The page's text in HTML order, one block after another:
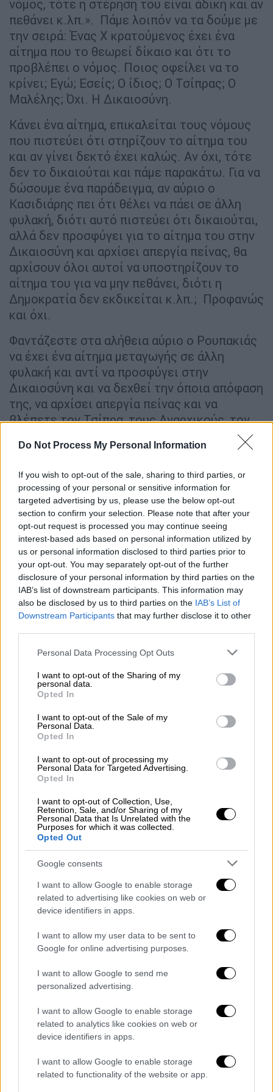
Do Not Process My Personal Information
If you wish to opt-out of the sale, sharing to third parties, or
processing of your personal or sensitive information for
targeted advertising by us, please use the below opt-out
section to confirm your selection. Please note that after your
opt-out request is processed you may continue seeing
interest-based ads based on personal information utilized by
us or personal information disclosed to third parties prior to
your opt-out. You may separately opt-out of the further
disclosure of your personal information by third parties on the
IAB’s list of downstream participants. This information may
also be disclosed by us to third parties on the IAB’s List of
Downstream Participants that may further disclose it to other
Please note that this website/app uses one or more Google
not limited to your visit or usage behaviour. You may click to
grant or deny consent to Google and its third-party tags to
use your data for below specified purposes in below Google
consent section.
Personal Data Processing Opt Outs
I want to opt-out of the Sharing of my
personal data.
Opted In
I want to opt-out of the Sale of my
Personal Data.
Opted In
I want to opt-out of processing my
Personal Data for Targeted Advertising.
Opted In
I want to opt-out of Collection, Use,
Retention, Sale, and/or Sharing of my
Personal Data that Is Unrelated with the
Purposes for which it was collected.
Opted Out
Google consents
I want to allow Google to enable storage
related to advertising like cookies on web or
device identifiers in apps.
I want to allow my user data to be sent to
Google for online advertising purposes.
I want to allow Google to send me
personalized advertising.
I want to allow Google to enable storage
related to analytics like cookies on web or
device identifiers in apps.
I want to allow Google to enable storage
related to functionality of the website or app.
νόμος, τότε η στέρηση του είναι άδικη και αν
πεθάνει κ.λπ.». Πάμε λοιπόν να τα δούμε με
την σειρά: Ένας Χ κρατούμενος έχει ένα
αίτημα που το θεωρεί δίκαιο και ότι το
προβλέπει ο νόμος. Ποιος οφείλει να το
κρίνει; Εγώ; Εσείς; Ο ίδιος; Ο Τσίπρας; Ο
Μαλέλης; Όχι. Η Δικαιοσύνη.
Κάνει ένα αίτημα, επικαλείται τους νόμους
που πιστεύει ότι στηρίζουν το αίτημα του
και αν γίνει δεκτό έχει καλώς. Αν όχι, τότε
δεν το δικαιούται και πάμε παρακάτω. Για να
δώσουμε ένα παράδειγμα, αν αύριο ο
Κασιδιάρης πει ότι θέλει να πάει σε άλλη
φυλακή, διότι αυτό πιστεύει ότι δικαιούται,
αλλά δεν προσφύγει για το αίτημα του στην
Δικαιοσύνη και αρχίσει απεργία πείνας, θα
αρχίσουν όλοι αυτοί να υποστηρίζουν το
αίτημα του για να μην πεθάνει, διότι η
Δημοκρατία δεν εκδικείται κ.λπ.; Προφανώς
και όχι.
Φαντάζεστε στα αλήθεια αύριο ο Ρουπακιάς
να έχει ένα αίτημα μεταγωγής σε άλλη
φυλακή και αντί να προσφύγει στην
Δικαιοσύνη και να δεχθεί την όποια απόφαση
της, να αρχίσει απεργία πείνας και να
βλέπετε τον Τσίπρα, τους Αναρχικούς, τον
Μαλέλη κ.λπ. να ζητούν από την Κυβέρνηση
να παρέμβει, ώστε να γίνει δεκτό το αίτημα
ούτε εκδικείται, ούτε τίποτε. Απλώς έχει
κανόνες και διαδικασίες, που ισχύουν και
πρέπει να ισχύουν για όλους.
Αν οΚουφοντίναςέχει μία άποψη για ένα
δικαίωμα του, υπάρχει νόμιμος τρόπος να το
διεκδικήσει. Αν ο ίδιος επιλέγει τώρα να
εκβιάσει το Κράτος, υπολογίζοντας α) στο
συναίσθημα των ανθρώπων που θα βλέπουν
έναν συνάνθρωπο τους να υποφέρει, ή β)
στον πολιτικό εκβιασμό που θα υποστεί η
Κυβέρνηση υπό τον φόβο επεισοδίων (ήδη
κτυπημάτων από ομοϊδεάτες του, γιατί αυτό
πρέπει να γίνει δεκτό από την Κυβέρνηση;
Δηλαδή το Κράτος θα υποχωρήσει από Φόβο;
Η Κυβέρνηση για το πολιτικό κόστος; Αυτά
δεν είναι δυνατόν να γίνουν δεκτά. Κανένας
μας δεν θέλει να πεθάνει ο
ούτε και κανένας άλλος κρατούμενος. Για
την ακρίβεια, οι γιατροί στο Νοσοκομείο
έχουν την ευθύνη να επέμβουν και να του
σώσουν την ζωή. Το Ευρωπαϊκό Δικαστήριο
έχει αποφανθεί ότι η αναγκαστική σίτιση
είναι βασανιστήριο μόνον όταν δεν
κινδυνεύει η ζωή του ατόμου. Αντιθέτως,
όταν υφίσταται κίνδυνος για την ζωή του,
τότε είναι επιβεβλημένη ιατρική πράξη.
Εχει εκδοθεί εισαγγελική παραγγελία, γι’
αυτό και οι γιατροί που τον παρακολουθούν
είναι υπεύθυνοι για τη ζωή του, όχι η
ξεχωρίζει κρατούμενους. Για όλους ισχύουν
τα ίδια δικαιώματα ως οι νόμοι ορίζουν και
Κουφοντίνα, αλλά και κανένας φόβος σε
όσους απειλούν την Δημοκρατία εξ’